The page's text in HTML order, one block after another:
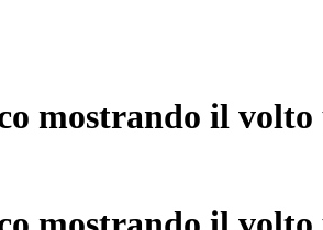
mostrando il volto